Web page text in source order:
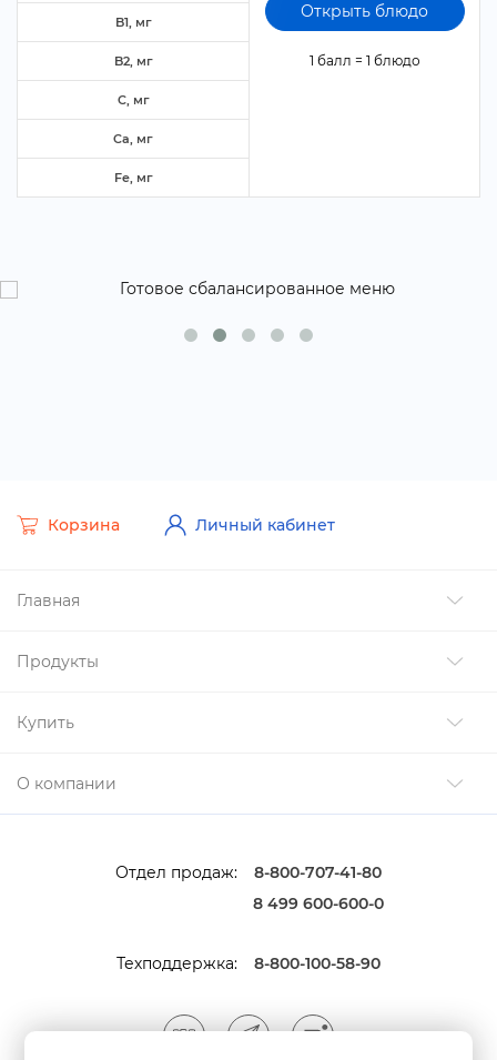
Открыть блюдо
1 балл = 1 блюдо
B1, м
B2, м
C, м
Ca, м
Fe, м
Главная
Продукты
Купить
О компании
Корзина Личный кабинет
Отдел продаж:
8-800-707-41-80
8 499 600-600-0
Техподдержка: 8-800-100-58-90